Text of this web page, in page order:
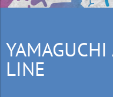
YAMAGUCHI
LINE